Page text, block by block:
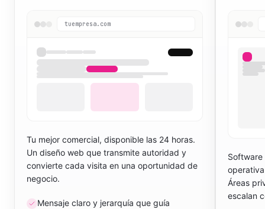
tuempresa.com
Tu mejor comercial, disponible las 24 horas.
Un diseño web que transmite autoridad y
convierte cada visita en una oportunidad de
negocio.
Mensaje claro y jerarquía que guía
Áreas
escalan